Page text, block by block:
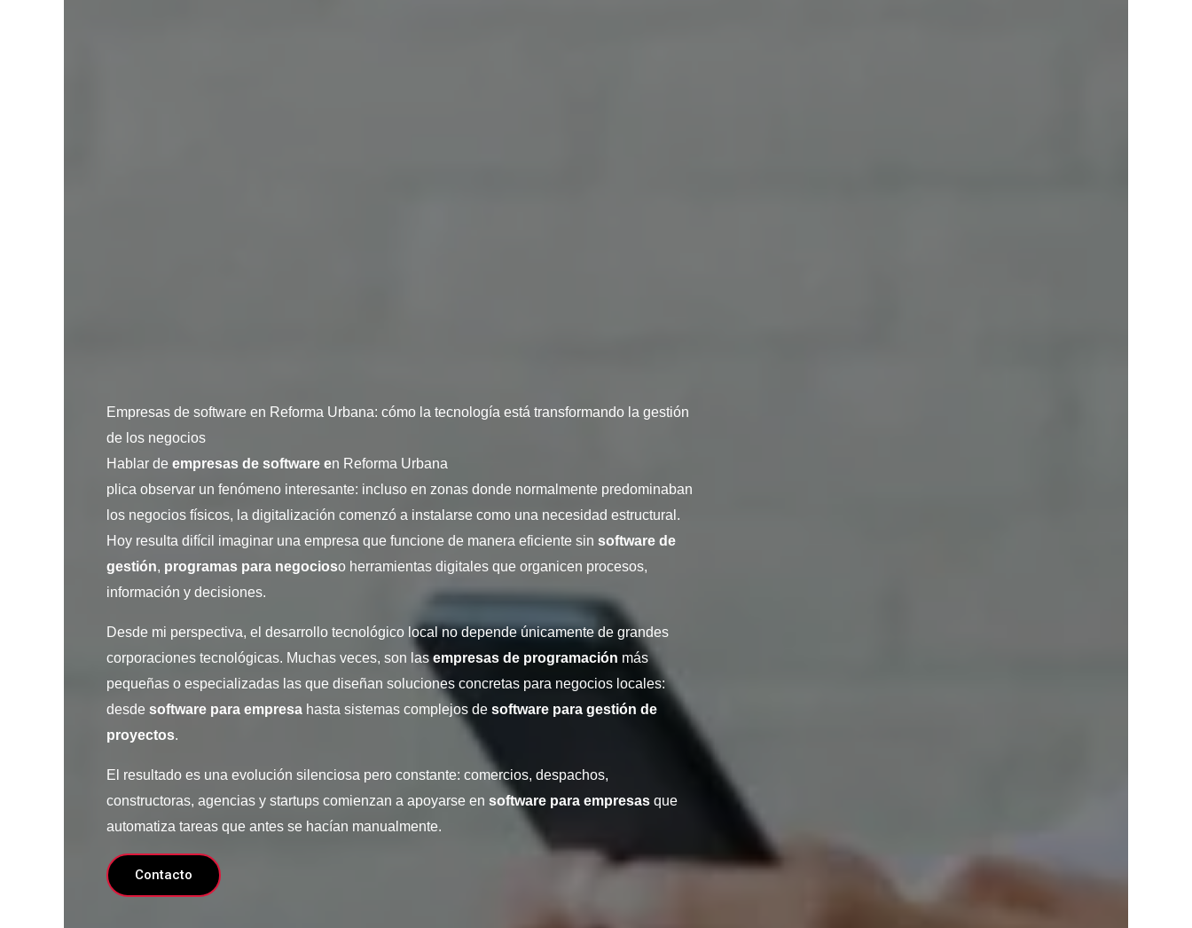
Empresas de software en Reforma Urbana: cómo la tecnología está transformando la gestión
de los negocios
Hablar de empresas de software en Reforma Urbana
plica observar un fenómeno interesante: incluso en zonas donde normalmente predominaban
los negocios físicos, la digitalización comenzó a instalarse como una necesidad estructural.
Hoy resulta difícil imaginar una empresa que funcione de manera eficiente sin software de
gestión, programas para negocioso herramientas digitales que organicen procesos,
información y decisiones.
Desde mi perspectiva, el desarrollo tecnológico local no depende únicamente de grandes
corporaciones tecnológicas. Muchas veces, son lasempresas de programación más
pequeñas o especializadas las que diseñan soluciones concretas para negocios locales:
desde software para empresa hasta sistemas complejos de software para gestión de
proyectos.
El resultado es una evolución silenciosa pero constante: comercios, despachos,
constructoras, agencias y startups comienzan a apoyarse en software para empresas que
automatiza tareas que antes se hacían manualmente.
Contacto